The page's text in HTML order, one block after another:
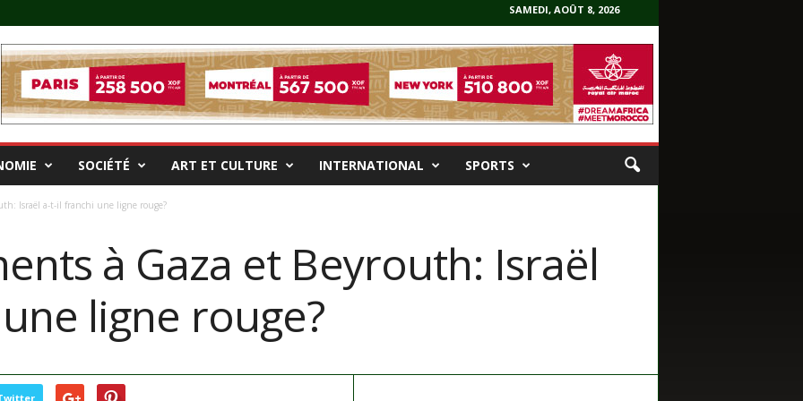
SAMEDI, AOÛT 8, 2026
SOCIÉTÉ ART ET CULTURE INTERNATIONAL SPORTS
Israël a-t-il franchi une ligne rouge?
à Gaza et Beyrouth: Israël
ligne rouge?